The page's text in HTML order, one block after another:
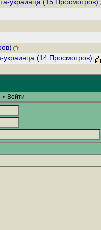
украинца (15 Просмотров)
украинца (14 Просмотров)
• Войти